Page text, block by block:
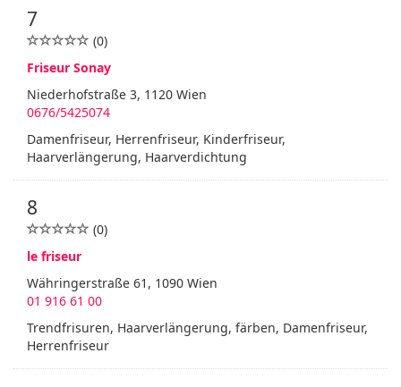
7
(0)
Friseur Sonay
Niederhofstraße 3, 1120 Wien
0676/5425074
Damenfriseur, Herrenfriseur, Kinderfriseur,
Haarverlängerung, Haarverdichtung
8
(0)
le friseur
Währingerstraße 61, 1090 Wien
01 916 61 00
Trendfrisuren, Haarverlängerung, färben, Damenfriseur,
Herrenfriseur